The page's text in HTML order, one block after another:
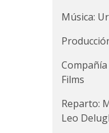
Música:
Films
Reparto:
Leo